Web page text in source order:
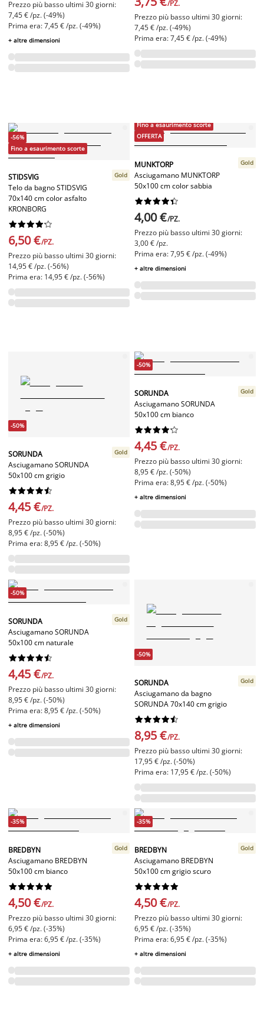
Prezzo più basso ultimi 30 giorni:
7,45 € /pz. (-49%)
Prima era: 7,45 € /pz. (-49%)
+ altre dimensioni
/PZ.
Prezzo più basso ultimi 30 giorni:
7,45 € /pz. (-49%)
Prima era: 7,45 € /pz. (-49%)
-56%
Fino a esaurimento scorte
STIDSVIG
Telo da bagno STIDSVIG
70x140 cm color asfalto
KRONBORG
Gold






6,50 €/PZ.
Prezzo più basso ultimi 30 giorni:
14,95 € /pz. (-56%)
Prima era: 14,95 € /pz. (-56%)
Fino a esaurimento scorte
OFFERTA
MUNKTORP
Asciugamano MUNKTORP
50x100 cm color sabbia
Gold






4,00 €/PZ.
Prezzo più basso ultimi 30 giorni:
3,00 € /pz.
Prima era: 7,95 € /pz. (-49%)
+ altre dimensioni
-50%
SORUNDA
Asciugamano SORUNDA
50x100 cm grigio
Gold






4,45 €/PZ.
Prezzo più basso ultimi 30 giorni:
8,95 € /pz. (-50%)
Prima era: 8,95 € /pz. (-50%)
-50%
SORUNDA
Asciugamano SORUNDA
50x100 cm bianco
Gold






4,45 €/PZ.
Prezzo più basso ultimi 30 giorni:
8,95 € /pz. (-50%)
Prima era: 8,95 € /pz. (-50%)
+ altre dimensioni
-50%
SORUNDA
Asciugamano SORUNDA
50x100 cm naturale
Gold






4,45 €/PZ.
Prezzo più basso ultimi 30 giorni:
8,95 € /pz. (-50%)
Prima era: 8,95 € /pz. (-50%)
+ altre dimensioni
-50%
SORUNDA
Asciugamano da bagno
SORUNDA 70x140 cm grigio
Gold






8,95 €/PZ.
Prezzo più basso ultimi 30 giorni:
17,95 € /pz. (-50%)
Prima era: 17,95 € /pz. (-50%)
-35%
BREDBYN
Asciugamano BREDBYN
50x100 cm bianco
Gold






4,50 €/PZ.
Prezzo più basso ultimi 30 giorni:
6,95 € /pz. (-35%)
Prima era: 6,95 € /pz. (-35%)
+ altre dimensioni
-35%
BREDBYN
Asciugamano BREDBYN
50x100 cm grigio scuro
Gold






4,50 €/PZ.
Prezzo più basso ultimi 30 giorni:
6,95 € /pz. (-35%)
Prima era: 6,95 € /pz. (-35%)
+ altre dimensioni